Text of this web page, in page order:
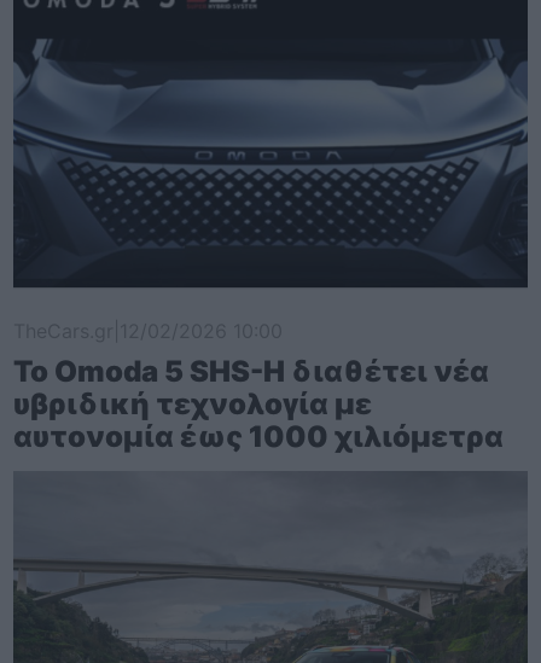
Το Omoda 5 SHS-H διαθέτει νέα
υβριδική τεχνολογία με
αυτονομία έως 1000 χιλιόμετρα